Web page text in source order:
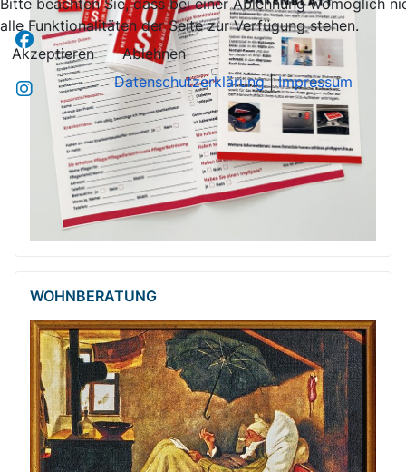
WOHNBERATUNG
Bitte beachten Sie, dass bei einer Ablehnung womöglich
alle Funktionalitäten der Seite zur Verfügung stehen.
Akzeptieren
Ablehnen
Datenschutzerklärung|Impressum